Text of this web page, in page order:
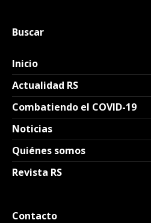
Buscar
Inicio
Actualidad RS
Combatiendo el COVID-19
Noticias
Quiénes somos
Revista RS
Contacto